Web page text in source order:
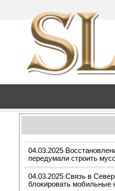
04.03.2025
передумали строить
04.03.2025 Связь в
блокировать мобильные